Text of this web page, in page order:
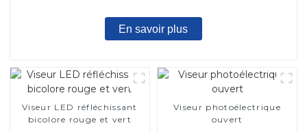
En savoir plus
Viseur LED réfléchissant
bicolore rouge et vert
Viseur photoélectrique
ouvert